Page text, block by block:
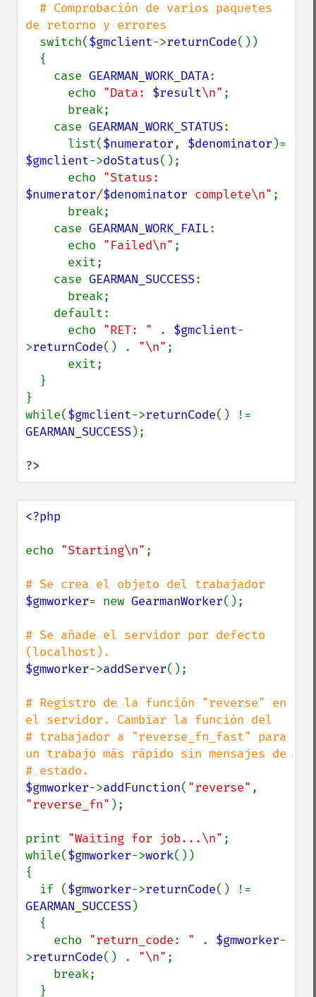
# Comprobación de varios paquetes
de retorno y errores
switch($gmclient->returnCode())
    case
GEARMAN_WORK_DATA:
      echo
"Data: $result\n" ;
    case
GEARMAN_WORK_STATUS:
      list(
$numerator, $denominator
$gmclient->doStatus();
      echo
$numerator/$denominator complete\n" ;
    case
GEARMAN_WORK_FAIL:
      echo
"Failed\n" ;
    case
GEARMAN_SUCCESS:
      echo
"RET: " . $gmclient-
>returnCode() . "\n" ;
}
while($gmclient->returnCode
GEARMAN_SUCCESS);
?>
<?php
echo "Starting\n" ;
$gmworker= new GearmanWorker();
# Se añade el servidor por defecto
$gmworker->addServer();
# Registro de la función "reverse" en
el servidor. Cambiar la función del
# trabajador a "reverse_fn_fast" para
un trabajo más rápido sin mensajes de
$gmworker->addFunction( "reverse"
"reverse_fn" );
print "Waiting for job...\n" ;
while($gmworker->work())
{
  if (
$gmworker->returnCode
GEARMAN_SUCCESS)
    echo
"return_code: " . $gmworker-
>returnCode() . "\n" ;